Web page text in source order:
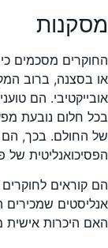
מסקנות
החוקרים מסכמים
או בסצנה, ברוב
אובייקטיבי. הם
בכל חלום נובעת
של החולם. בכך, הם
הפסיכואנליטית של
הם קוראים לחוקרים
אנליסטים
האם היכרות אישית